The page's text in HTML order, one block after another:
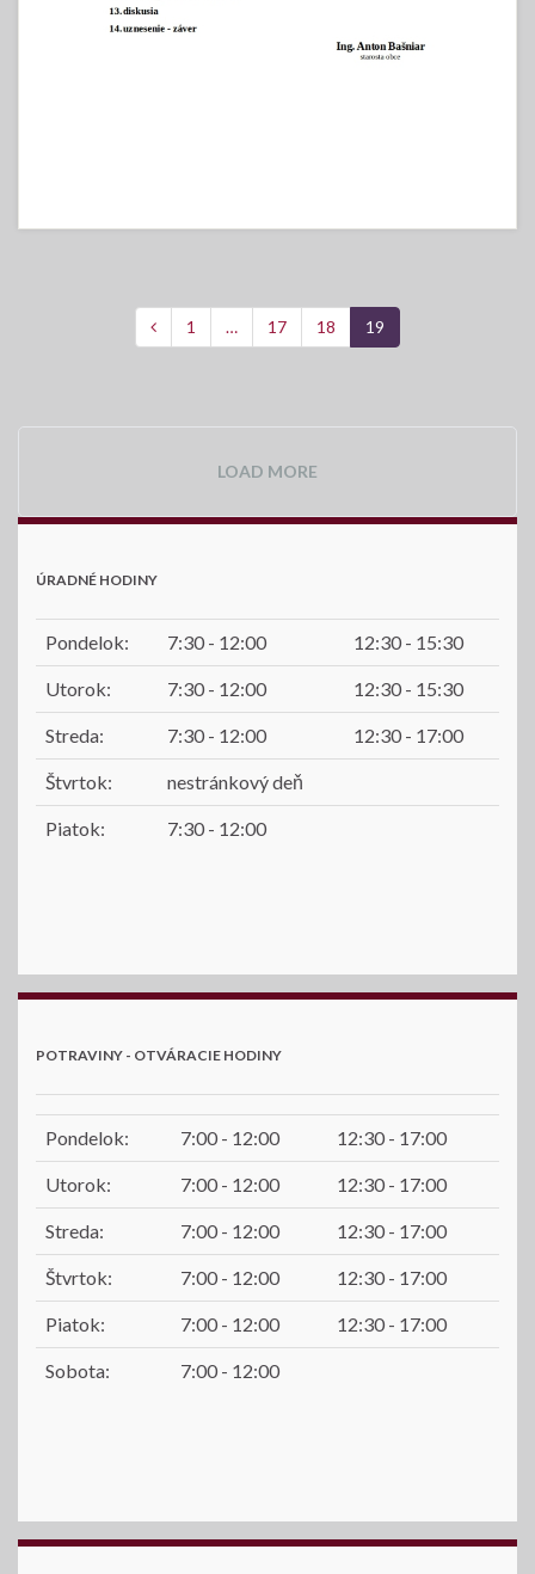
1 … 17 18 19
LOAD MORE
ÚRADNÉ HODINY
Pondelok: 7:30 - 12:00 12:30 - 15:30
Utorok: 7:30 - 12:00 12:30 - 15:30
Streda: 7:30 - 12:00 12:30 - 17:00
Štvrtok: nestránkový deň
Piatok: 7:30 - 12:00
POTRAVINY - OTVÁRACIE HODINY
Pondelok: 7:00 - 12:00 12:30 - 17:00
Utorok: 7:00 - 12:00 12:30 - 17:00
Streda: 7:00 - 12:00 12:30 - 17:00
Štvrtok: 7:00 - 12:00 12:30 - 17:00
Piatok: 7:00 - 12:00 12:30 - 17:00
Sobota: 7:00 - 12:00